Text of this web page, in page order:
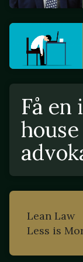
Få en
house
Lean Law
Less is